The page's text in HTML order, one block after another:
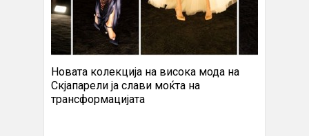
Новата колекција на висока мода на
Скјапарели ја слави моќта на
трансформацијата